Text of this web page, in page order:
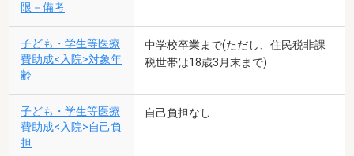
限－備考
子ども・学生等医療
費助成<入院>対象年
齢
中学校卒業まで(ただし、住民税非課
税世帯は18歳3月末まで)
子ども・学生等医療
費助成<入院>自己負
担
自己負担なし